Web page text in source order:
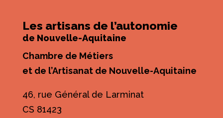
Les artisans de l’autonomie
de Nouvelle-Aquitaine
Chambre de Métiers
et de l’Artisanat de Nouvelle-Aquitaine
46, rue Général de Larminat
CS 81423